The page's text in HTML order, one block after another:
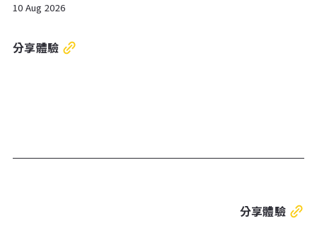
10 Aug 2026
分享體驗
分享體驗